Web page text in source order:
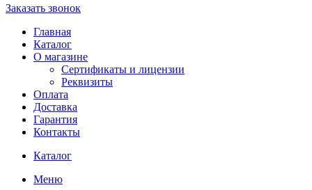
Заказать звонок
Главная
Каталог
О магазине
Сертификаты и лицензии
Реквизиты
Оплата
Доставка
Гарантия
Контакты
Каталог
Меню